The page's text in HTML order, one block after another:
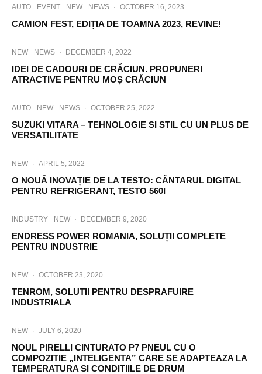
AUTO EVENT NEW NEWS · OCTOBER 16, 2023
CAMION FEST, EDIȚIA DE TOAMNA 2023, REVINE!
NEW NEWS · DECEMBER 4, 2022
IDEI DE CADOURI DE CRĂCIUN. PROPUNERI
ATRACTIVE PENTRU MOȘ CRĂCIUN
AUTO NEW NEWS · OCTOBER 25, 2022
SUZUKI VITARA – TEHNOLOGIE SI STIL CU UN PLUS DE
VERSATILITATE
NEW · APRIL 5, 2022
O NOUĂ INOVAȚIE DE LA TESTO: CÂNTARUL DIGITAL
PENTRU REFRIGERANT, TESTO 560I
INDUSTRY NEW · DECEMBER 9, 2020
ENDRESS POWER ROMANIA, SOLUȚII COMPLETE
PENTRU INDUSTRIE
NEW · OCTOBER 23, 2020
TENROM, SOLUTII PENTRU DESPRAFUIRE
INDUSTRIALA
NEW · JULY 6, 2020
NOUL PIRELLI CINTURATO P7 PNEUL CU O
COMPOZITIE „INTELIGENTA” CARE SE ADAPTEAZA LA
TEMPERATURA SI CONDITIILE DE DRUM